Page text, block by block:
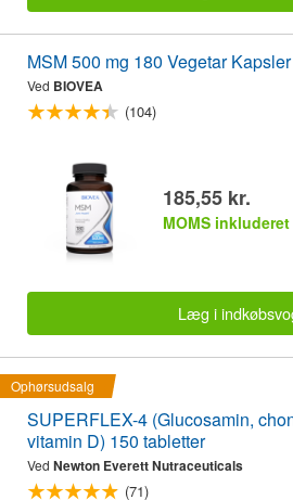
MSM 500 mg 180 Vegetar Kapsler
Ved BIOVEA
(104)
185,55 kr.
MOMS inkluderet
Læg i
Ophørsudsalg
SUPERFLEX-4 (Glucosamin,
vitamin D) 150 tabletter
Ved Newton Everett Nutraceuticals
(71)